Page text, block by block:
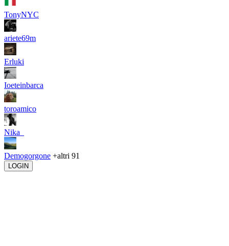
TonyNYC
ariete69m
Erluki
Ioeteinbarca
toroamico
Nika_
Demogorgone +altri 91
LOGIN